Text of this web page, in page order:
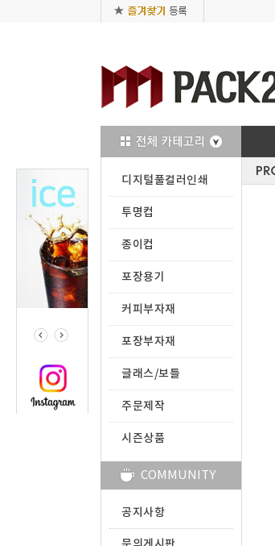
디지털풀컬러인쇄
투명컵
종이컵
포장용기
커피부자재
포장부자재
글래스/보틀
주문제작
시즌상품
COMMUNITY
공지사항